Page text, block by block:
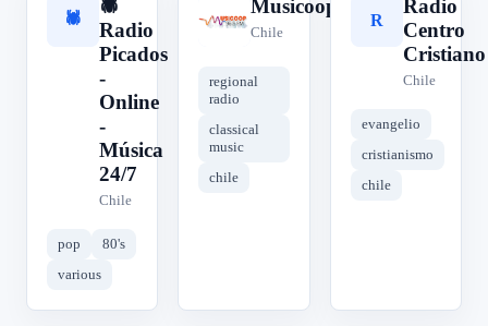
🕷
🕷️
Radio
Picados
-
Online
-
Música
24/7
Chile
pop
80's
various
M
Musicoop
Chile
regional
radio
classical
music
chile
R
Radio
Centro
Cristiano
Chile
evangelio
cristianismo
chile